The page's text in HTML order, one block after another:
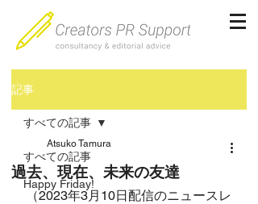
記事
すべての記事
Happy Friday!
すべての記事
過去、現在、未来の友達
Atsuko Tamura
（2023年3月10日配信のニュースレ